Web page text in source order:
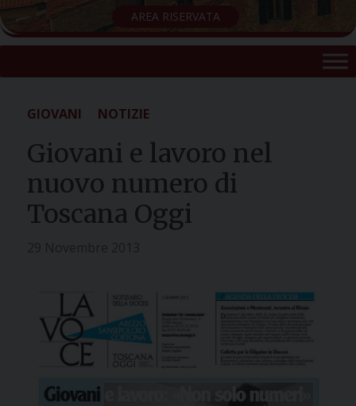
AREA RISERVATA
GIOVANI NOTIZIE
Giovani e lavoro nel
nuovo numero di
Toscana Oggi